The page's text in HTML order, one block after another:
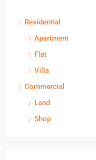
Residential
Apartment
Flat
Villa
Commercial
Land
Shop